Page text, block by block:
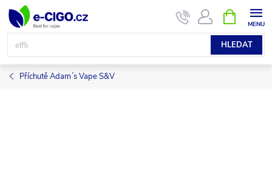
Přejít
obsah
HLEDAT
NÁKUPNÍ
KOŠÍK
Příchutě Adam´s Vape S&V